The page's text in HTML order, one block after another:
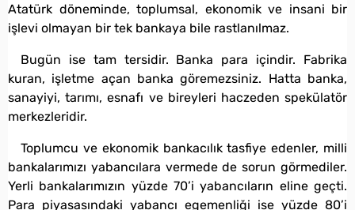
Atatürk döneminde, toplumsal, ekonomik ve insani bir
işlevi olmayan bir tek bankaya bile rastlanılmaz.
Bugün ise tam tersidir. Banka para içindir. Fabrika
kuran, işletme açan banka göremezsiniz. Hatta banka,
sanayiyi, tarımı, esnafı ve bireyleri haczeden spekülatör
merkezleridir.
Toplumcu ve ekonomik bankacılık tasfiye edenler, milli
bankalarımızı yabancılara vermede de sorun görmediler.
Yerli bankalarımızın yüzde 70’i yabancıların eline geçti.
Para piyasasındaki yabancı egemenliği ise yüzde 80’i